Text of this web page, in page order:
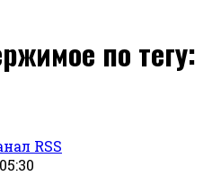
по тегу:
RSS